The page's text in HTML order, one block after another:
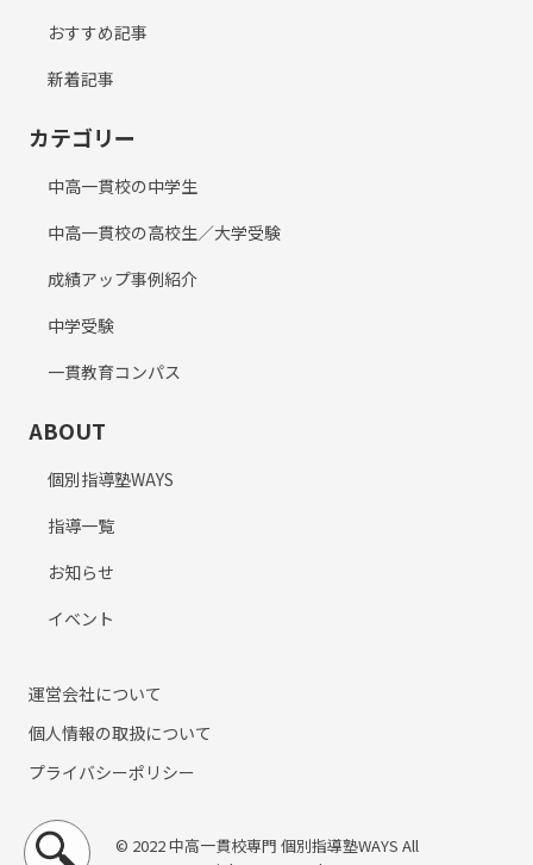
おすすめ記事
新着記事
カテゴリー
中高一貫校の中学生
中高一貫校の高校生／大学受験
成績アップ事例紹介
中学受験
一貫教育コンパス
ABOUT
個別指導塾WAYS
指導一覧
お知らせ
イベント
運営会社について
個人情報の取扱について
プライバシーポリシー
© 2022 中高一貫校専門 個別指導塾WAYS All